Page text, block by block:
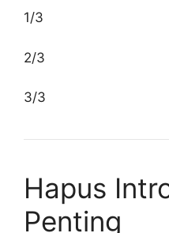
1/3
2/3
3/3
Hapus
Penting